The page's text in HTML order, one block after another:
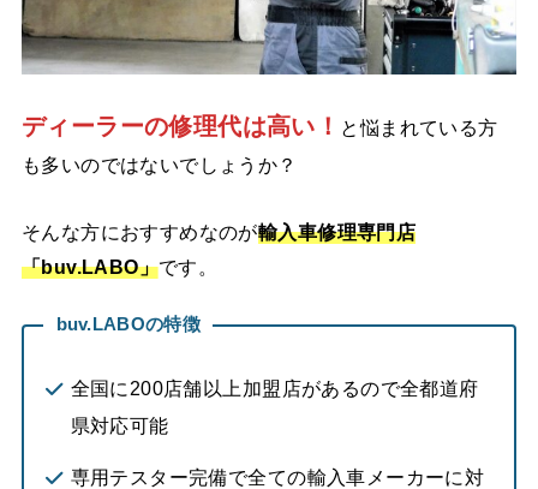
ディーラーの修理代は高い！ と悩まれている方
も多いのではないでしょうか？
そんな方におすすめなのが輸入車修理専門店
「buv.LABO」です。
buv.LABOの特徴
全国に200店舗以上加盟店があるので全都道府
県対応可能
専用テスター完備で全ての輸入車メーカーに対